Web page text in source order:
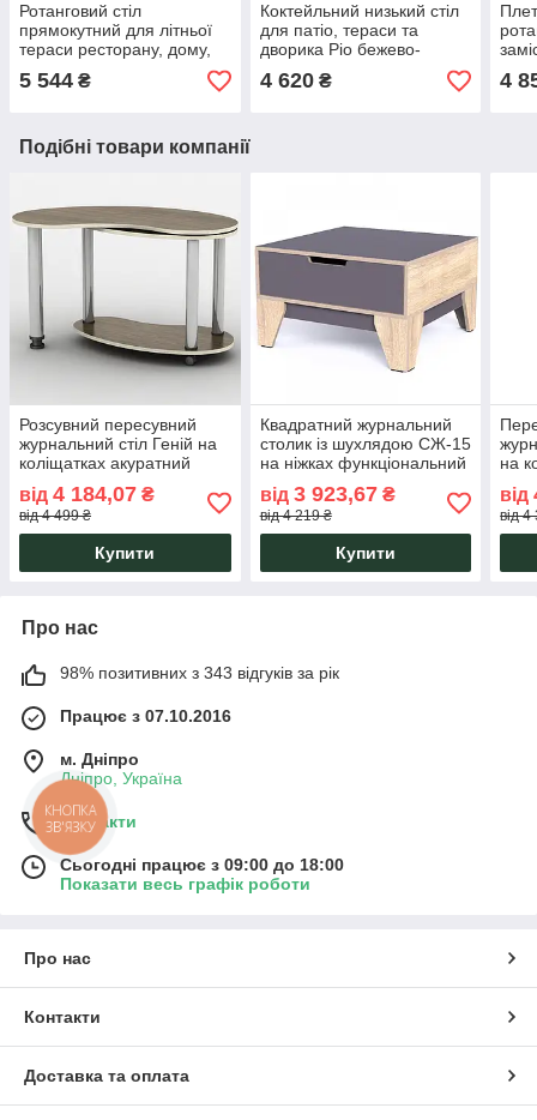
Ротанговий стіл
прямокутний для літньої
тераси ресторану, дому,
дачі Рондо бежевий
Rattwood
5 544 ₴
Коктейльний низький стіл
для патіо, тераси та
дворика Ріо бежево-
коричневий 100x50
Rattwood
4 620₴ 4
Подібні товари компанії
Розсувний пересувний
журнальний стіл Геній на
коліщатках акуратний
вітальні квартири офісу
будинку
від 4 184,07 ₴
від 4 499 ₴
Купити
Квадратний журнальний
столик із шухлядою СЖ-15
на ніжках функціональний
повсякденного
використання
від 3 923,67₴
від 4 219 ₴
Купити
на
від
від
Про нас
98% позитивних з 343 відгуків за рік
Працює з 07.10.2016
м. Дніпро
Дніпро, Україна
Контакти
Сьогодні працює з 09:00 до 18:00
Показати весь графік роботи
Про нас
Контакти
Доставка та оплата
КНОПКА
ЗВ'ЯЗКУ